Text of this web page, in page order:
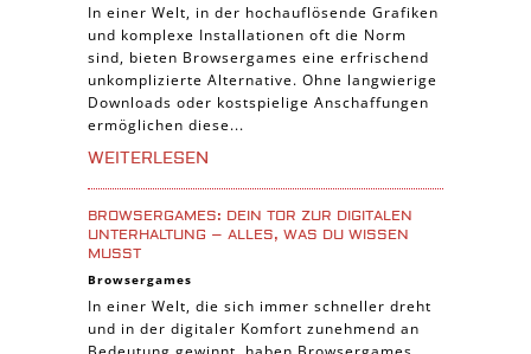
Sport Spiele
Pferde Spiele
Simulation Spiele
Tier Spiele
Casual Spiele
Abenteuer Spiele
Online Spiele
Trading Card Spiele
Manager Spiele
In einer Welt, in der hochauflösende Grafiken
und komplexe Installationen oft die Norm
sind, bieten Browsergames eine erfrischend
unkomplizierte Alternative. Ohne langwierige
Downloads oder kostspielige Anschaffungen
ermöglichen diese...
WEITERLESEN
BROWSERGAMES: DEIN TOR ZUR DIGITALEN
UNTERHALTUNG – ALLES, WAS DU WISSEN
MUSST
Browsergames
In einer Welt, die sich immer schneller dreht
und in der digitaler Komfort zunehmend an